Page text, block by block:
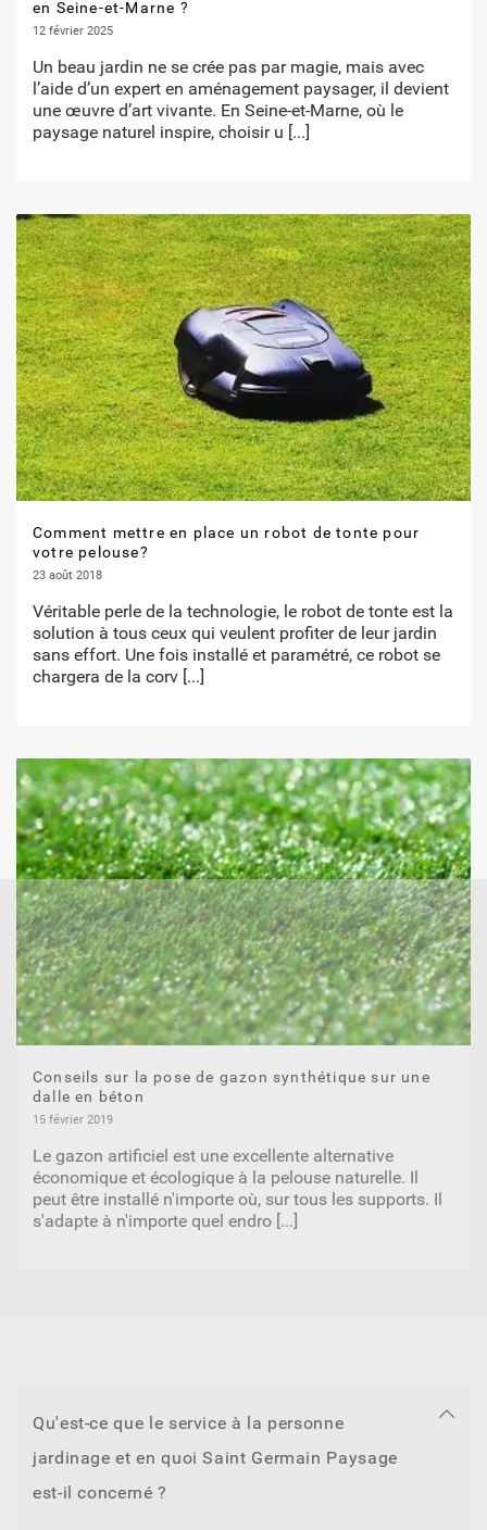
en Seine-et-Marne ?
12 février 2025
Un beau jardin ne se crée pas par magie, mais avec
l’aide d’un expert en aménagement paysager, il devient
une œuvre d’art vivante. En Seine-et-Marne, où le
paysage naturel inspire, choisir u [...]
Comment mettre en place un robot de tonte pour
votre pelouse?
23 août 2018
Véritable perle de la technologie, le robot de tonte est la
solution à tous ceux qui veulent profiter de leur jardin
sans effort. Une fois installé et paramétré, ce robot se
chargera de la corv [...]
Conseils sur la pose de gazon synthétique sur une
dalle en béton
15 février 2019
Le gazon artificiel est une excellente alternative
économique et écologique à la pelouse naturelle. Il
peut être installé n'importe où, sur tous les supports. Il
s'adapte à n'importe quel endro [...]
Qu'est-ce que le service à la personne
jardinage et en quoi Saint Germain Paysage
est-il concerné ?